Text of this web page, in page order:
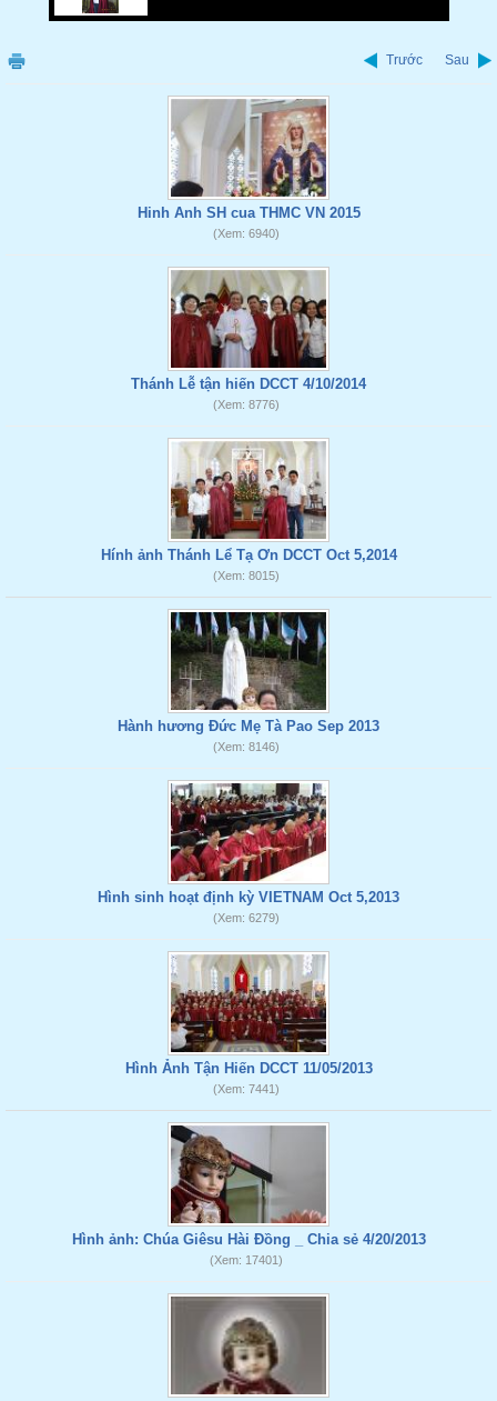
Trước Sau
Hinh Anh SH cua THMC VN 2015
(Xem: 6940)
Thánh Lễ tận hiến DCCT 4/10/2014
(Xem: 8776)
Hính ảnh Thánh Lể Tạ Ơn DCCT Oct 5,2014
(Xem: 8015)
Hành hương Đức Mẹ Tà Pao Sep 2013
(Xem: 8146)
Hình sinh hoạt định kỳ VIETNAM Oct 5,2013
(Xem: 6279)
Hình Ảnh Tận Hiến DCCT 11/05/2013
(Xem: 7441)
Hình ảnh: Chúa Giêsu Hài Đồng _ Chia sẻ 4/20/2013
(Xem: 17401)